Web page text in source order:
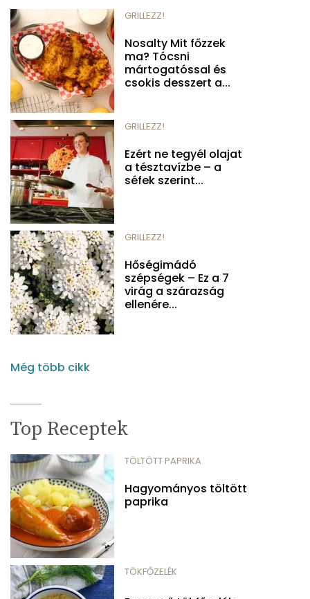
GRILLEZZ!
Nosalty Mit főzzek
ma? Tócsni
mártogatóssal és
csokis desszert a...
GRILLEZZ!
Ezért ne tegyél olajat
a tésztavízbe – a
séfek szerint...
GRILLEZZ!
Hőségimádó
szépségek – Ez a 7
virág a szárazság
ellenére...
Még több cikk
Top Receptek
TÖLTÖTT PAPRIKA
Hagyományos töltött
paprika
TÖKFŐZELÉK